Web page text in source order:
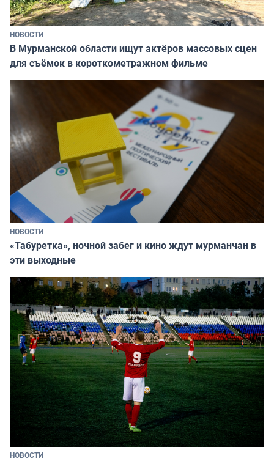
НОВОСТИ
В Мурманской области ищут актёров массовых сцен
для съёмок в короткометражном фильме
НОВОСТИ
«Табуретка», ночной забег и кино ждут мурманчан в
эти выходные
НОВОСТИ